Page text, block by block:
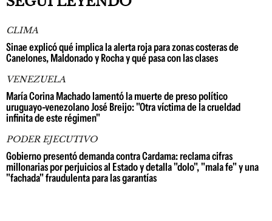
CLIMA
Sinae explicó qué implica la alerta roja para zonas costeras de
Canelones, Maldonado y Rocha y qué pasa con las clases
VENEZUELA
María Corina Machado lamentó la muerte de preso político
uruguayo-venezolano José Breijo: "Otra víctima de la crueldad
infinita de este régimen"
PODER EJECUTIVO
Gobierno presentó demanda contra Cardama: reclama cifras
millonarias por perjuicios al Estado y detalla "dolo", "mala fe" y una
"fachada" fraudulenta para las garantías